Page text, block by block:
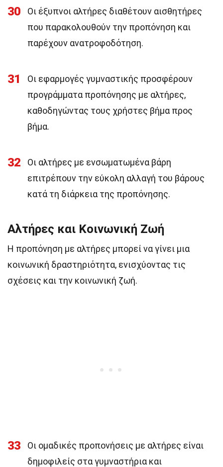
30
Οι έξυπνοι αλτήρες διαθέτουν αισθητήρες
που παρακολουθούν την προπόνηση και
παρέχουν ανατροφοδότηση.
31
Οι εφαρμογές γυμναστικής προσφέρουν
προγράμματα προπόνησης με αλτήρες,
καθοδηγώντας τους χρήστες βήμα προς
βήμα.
32
Οι αλτήρες με ενσωματωμένα βάρη
επιτρέπουν την εύκολη αλλαγή του βάρους
κατά τη διάρκεια της προπόνησης.
Αλτήρες και Κοινωνική Ζωή
Η προπόνηση με αλτήρες μπορεί να γίνει μια
κοινωνική δραστηριότητα, ενισχύοντας τις
σχέσεις και την κοινωνική ζωή.
33
Οι ομαδικές προπονήσεις με αλτήρες είναι
δημοφιλείς στα γυμναστήρια και